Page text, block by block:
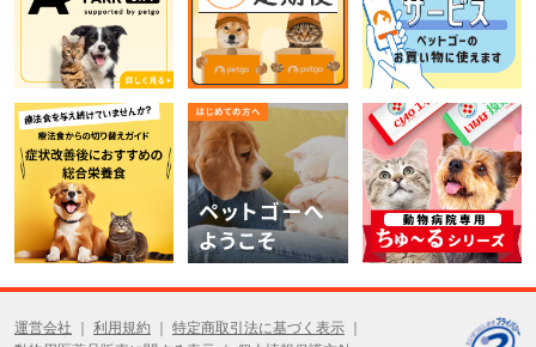
運営会社 利用規約
特定商取引法に基づく表示